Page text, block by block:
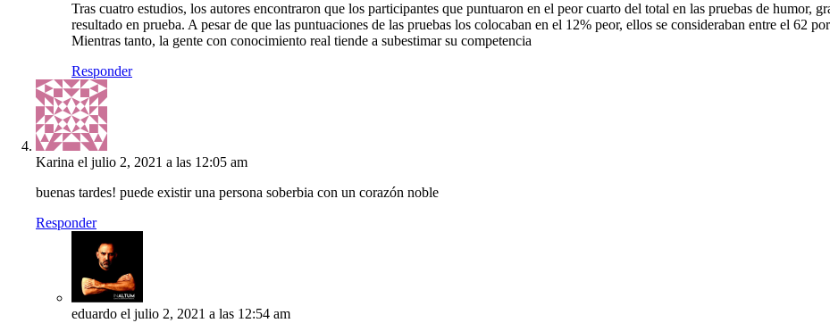
Tras cuatro estudios, los autores encontraron que los participantes que puntuaron en el peor cuarto del total en las pruebas de humor,
resultado en prueba. A pesar de que las puntuaciones de las pruebas los colocaban en el 12% peor, ellos se consideraban entre el 62
Mientras tanto, la gente con conocimiento real tiende a subestimar su competencia
Responder
Karina el julio 2, 2021 a las 12:05 am
buenas tardes! puede existir una persona soberbia con un corazón noble
Responder
eduardo el julio 2, 2021 a las 12:54 am